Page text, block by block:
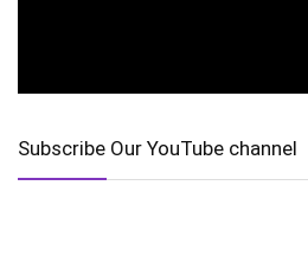
Subscribe Our YouTube channel